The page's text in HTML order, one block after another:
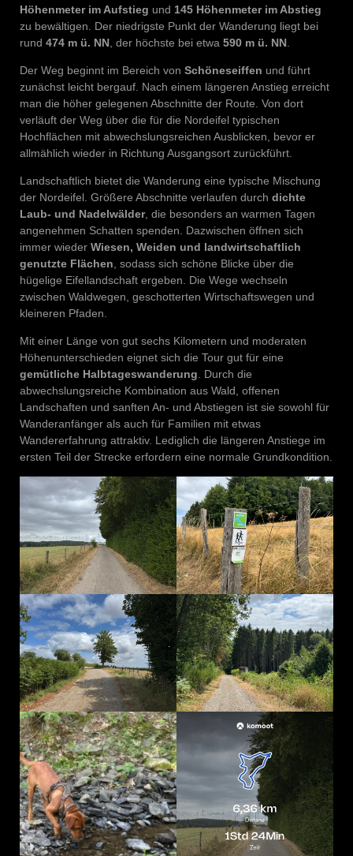
Höhenmeter im Aufstieg und 145 Höhenmeter im Abstieg
zu bewältigen. Der niedrigste Punkt der Wanderung liegt bei
rund 474 m ü. NN , der höchste bei etwa 590 m ü. NN
Der Weg beginnt im Bereich von Schöneseiffen und führt
zunächst leicht bergauf. Nach einem längeren Anstieg erreicht
man die höher gelegenen Abschnitte der Route. Von dort
verläuft der Weg über die für die Nordeifel typischen
Hochflächen mit abwechslungsreichen Ausblicken, bevor er
allmählich wieder in Richtung Ausgangsort zurückführt.
Landschaftlich bietet die Wanderung eine typische Mischung
der Nordeifel. Größere Abschnitte verlaufen durch dichte
Laub- und Nadelwälder, die besonders an warmen Tagen
angenehmen Schatten spenden. Dazwischen öffnen sich
immer wieder Wiesen, Weiden und landwirtschaftlich
genutzte Flächen , sodass sich schöne Blicke über die
hügelige Eifellandschaft ergeben. Die Wege wechseln
zwischen Waldwegen, geschotterten Wirtschaftswegen und
kleineren Pfaden.
Mit einer Länge von gut sechs Kilometern und moderaten
Höhenunterschieden eignet sich die Tour gut für eine
gemütliche Halbtageswanderung . Durch die
abwechslungsreiche Kombination aus Wald, offenen
Landschaften und sanften An- und Abstiegen ist sie sowohl für
Wanderanfänger als auch für Familien mit etwas
Wandererfahrung attraktiv. Lediglich die längeren Anstiege im
ersten Teil der Strecke erfordern eine normale Grundkondition.